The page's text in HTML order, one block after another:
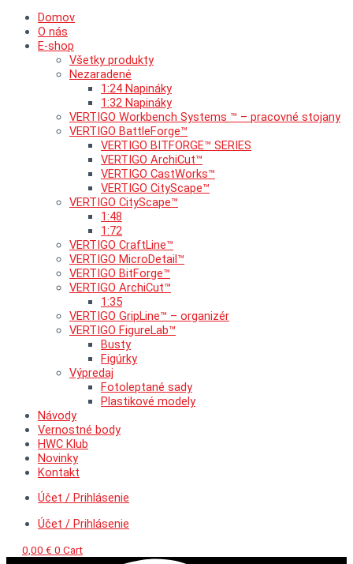
Domov
O nás
E-shop
Všetky produkty
Nezaradené
1:24 Napináky
1:32 Napináky
VERTIGO Workbench Systems ™ – pracovné stojany
VERTIGO BattleForge™
VERTIGO BITFORGE™ SERIES
VERTIGO ArchiCut™
VERTIGO CastWorks™
VERTIGO CityScape™
VERTIGO CityScape™
1:48
1:72
VERTIGO CraftLine™
VERTIGO MicroDetail™
VERTIGO BitForge™
VERTIGO ArchiCut™
1:35
VERTIGO GripLine™ – organizér
VERTIGO FigureLab™
Busty
Figúrky
Výpredaj
Fotoleptané sady
Plastikové modely
Návody
Vernostné body
HWC Klub
Novinky
Kontakt
Účet / Prihlásenie
Účet / Prihlásenie
0,00 € 0 Cart